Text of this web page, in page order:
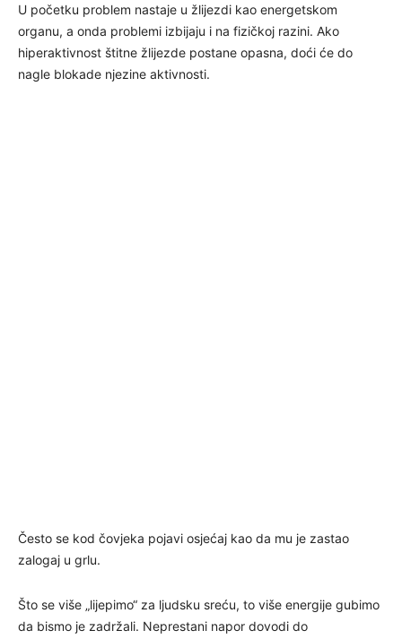
U početku problem nastaje u žlijezdi kao energetskom
organu, a onda problemi izbijaju i na fizičkoj razini. Ako
hiperaktivnost štitne žlijezde postane opasna, doći će do
nagle blokade njezine aktivnosti.
Često se kod čovjeka pojavi osjećaj kao da mu je zastao
zalogaj u grlu.
Što se više „lijepimo“ za ljudsku sreću, to više energije gubimo
da bismo je zadržali. Neprestani napor dovodi do